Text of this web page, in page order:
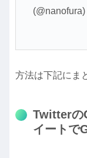
(@nanofura)
方法は下記にま
Twitterの
イートで